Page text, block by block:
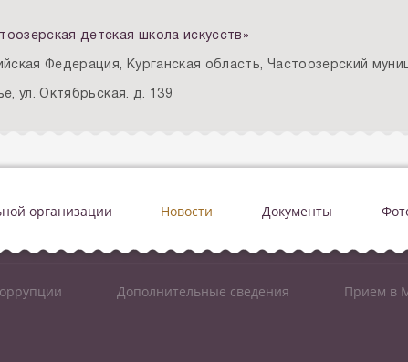
детская школа искусств»
Федерация, Курганская область, Частоозерский
ул. Октябрьская. д. 139
организации Новости Документы
Дополнительные сведения Прием в